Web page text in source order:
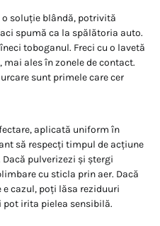
o soluție blândă, potrivită
spumă ca la spălătoria auto.
toboganul. Freci cu o lavetă
mai ales în zonele de contact.
sunt primele care cer
aplicată uniform în
să respecți timpul de acțiune
pulverizezi și ștergi
cu sticla prin aer. Dacă
cazul, poți lăsa reziduuri
irita pielea sensibilă.